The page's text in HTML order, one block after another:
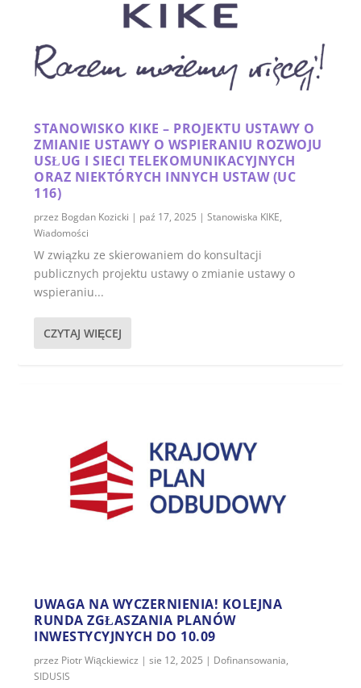
STANOWISKO KIKE – PROJEKTU USTAWY O
ZMIANIE USTAWY O WSPIERANIU ROZWOJU
USŁUG I SIECI TELEKOMUNIKACYJNYCH
ORAZ NIEKTÓRYCH INNYCH USTAW (UC
116)
przez Bogdan Kozicki | paź 17, 2025 |Stanowiska KIKE,
Wiadomości
W związku ze skierowaniem do konsultacji
publicznych projektu ustawy o zmianie ustawy o
wspieraniu...
CZYTAJ WIĘCEJ
UWAGA NA WYCZERNIENIA! KOLEJNA
RUNDA ZGŁASZANIA PLANÓW
INWESTYCYJNYCH DO 10.09
przez Piotr Wiąckiewicz |sie 12, 2025 | Dofinansowania,
SIDUSIS